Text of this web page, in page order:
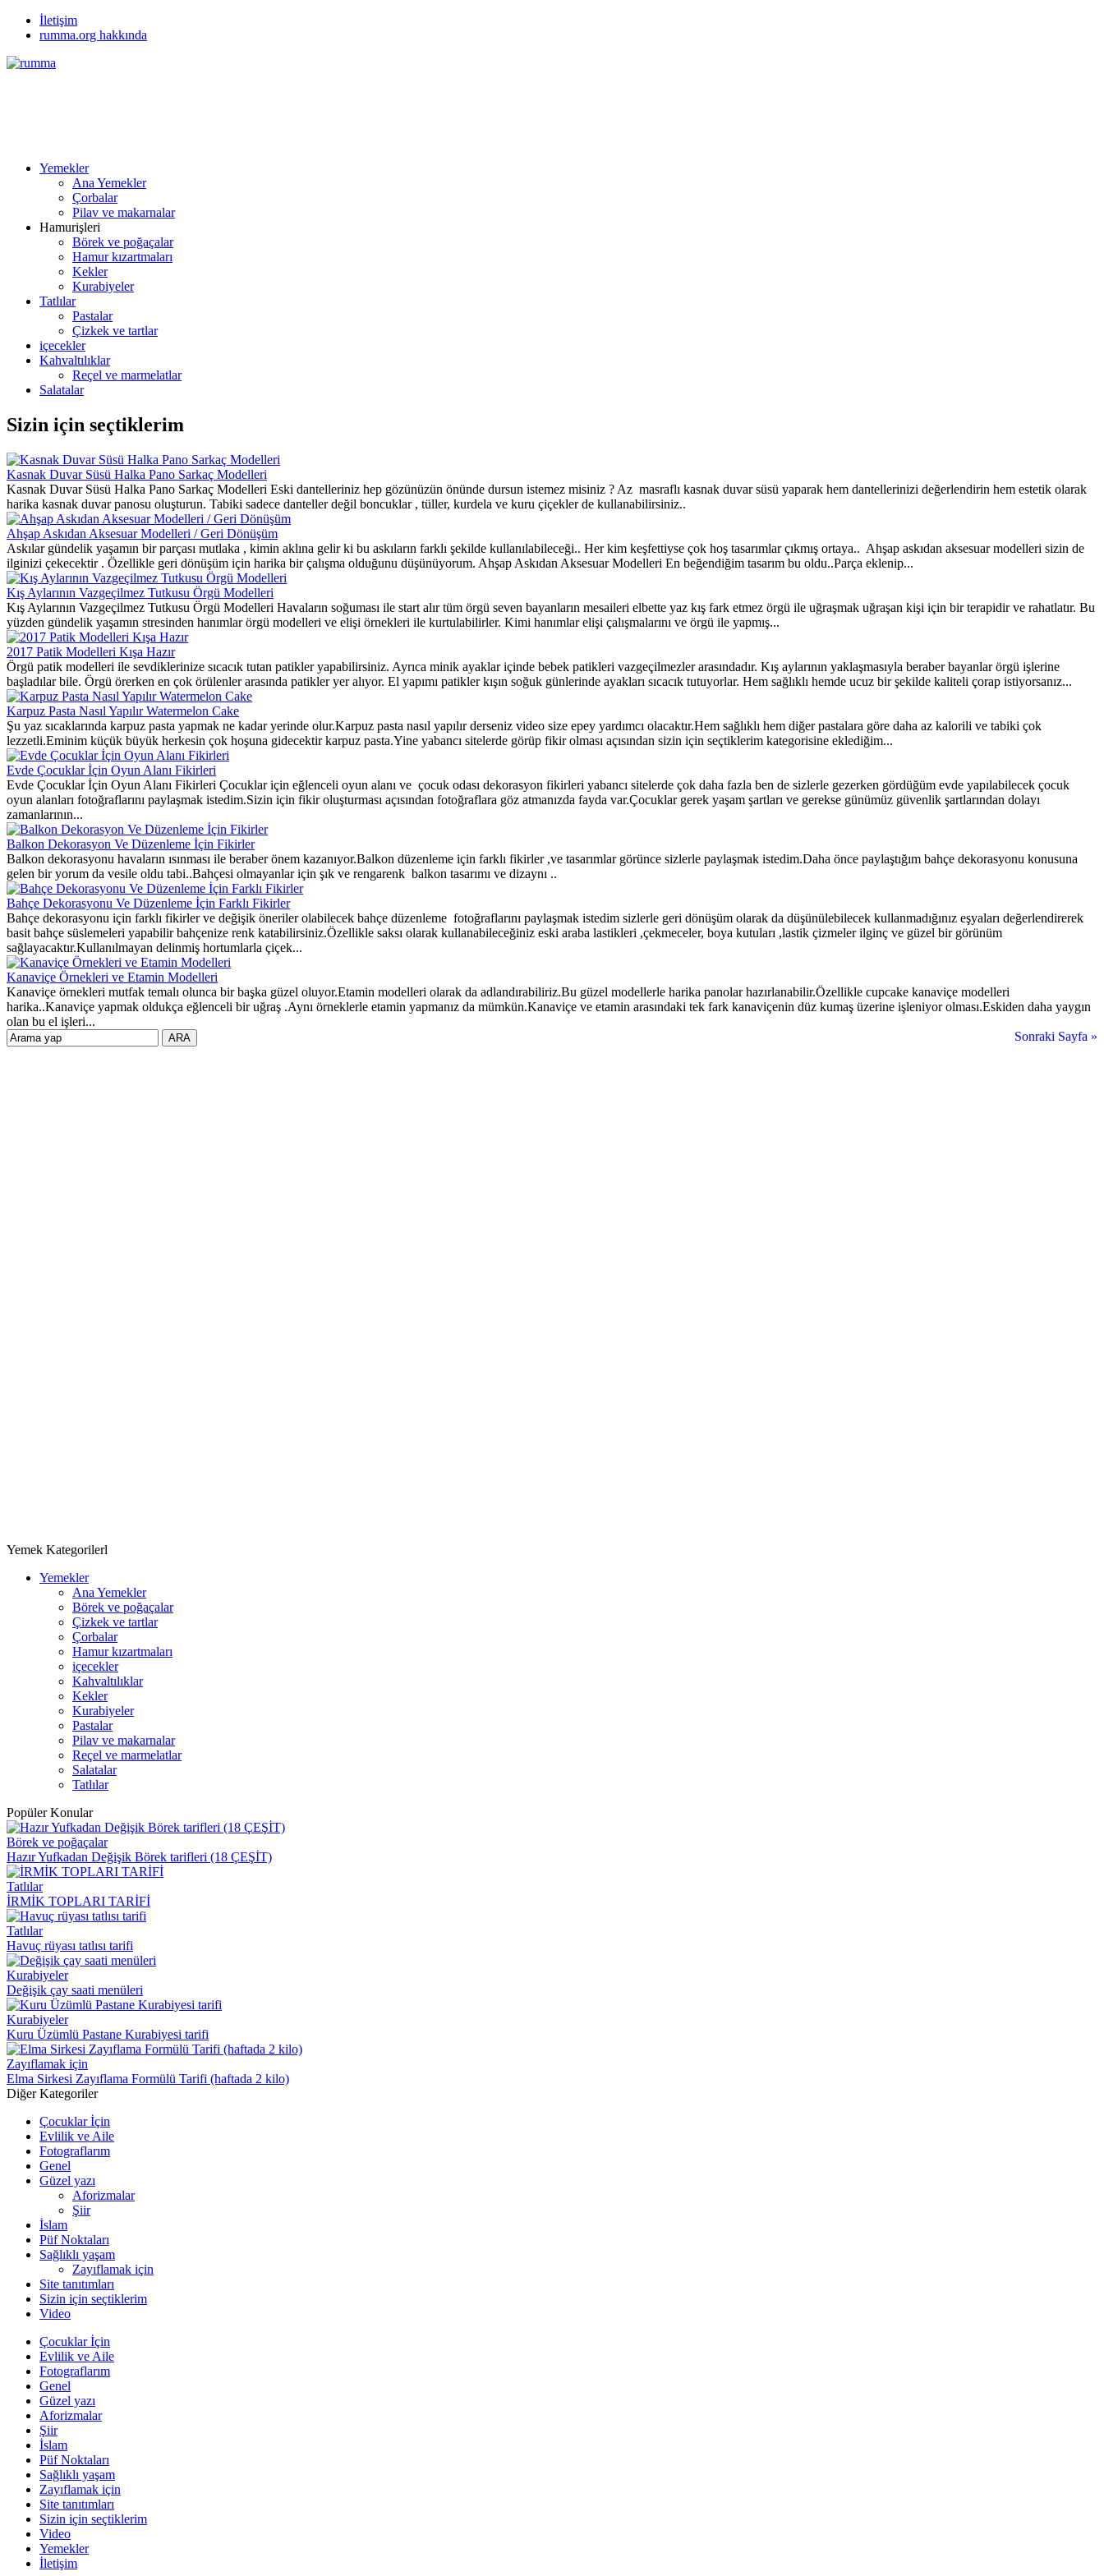
İletişim
rumma.org hakkında
Yemekler
Ana Yemekler
Çorbalar
Pilav ve makarnalar
Hamurişleri
Börek ve poğaçalar
Hamur kızartmaları
Kekler
Kurabiyeler
Tatlılar
Pastalar
Çizkek ve tartlar
içecekler
Kahvaltılıklar
Reçel ve marmelatlar
Salatalar
Sizin için seçtiklerim
Kasnak Duvar Süsü Halka Pano Sarkaç Modelleri
Kasnak Duvar Süsü Halka Pano Sarkaç Modelleri Eski dantelleriniz hep gözünüzün önünde dursun istemez misiniz ? Az masraflı kasnak duvar süsü yaparak hem dantellerinizi değerlendirin hem estetik olarak
harika kasnak duvar panosu oluşturun. Tabiki sadece danteller değil boncuklar , tüller, kurdela ve kuru çiçekler de kullanabilirsiniz..
Ahşap Askıdan Aksesuar Modelleri / Geri Dönüşüm
Askılar gündelik yaşamın bir parçası mutlaka , kimin aklına gelir ki bu askıların farklı şekilde kullanılabileceği.. Her kim keşfettiyse çok hoş tasarımlar çıkmış ortaya.. Ahşap askıdan aksesuar modelleri sizin de
ilginizi çekecektir . Özellikle geri dönüşüm için harika bir çalışma olduğunu düşünüyorum. Ahşap Askıdan Aksesuar Modelleri En beğendiğim tasarım bu oldu..Parça eklenip...
Kış Aylarının Vazgeçilmez Tutkusu Örgü Modelleri
Kış Aylarının Vazgeçilmez Tutkusu Örgü Modelleri Havaların soğuması ile start alır tüm örgü seven bayanların mesaileri elbette yaz kış fark etmez örgü ile uğraşmak uğraşan kişi için bir terapidir ve rahatlatır. Bu
yüzden gündelik yaşamın stresinden hanımlar örgü modelleri ve elişi örnekleri ile kurtulabilirler. Kimi hanımlar elişi çalışmalarını ve örgü ile yapmış...
2017 Patik Modelleri Kışa Hazır
Örgü patik modelleri ile sevdiklerinize sıcacık tutan patikler yapabilirsiniz. Ayrıca minik ayaklar içinde bebek patikleri vazgeçilmezler arasındadır. Kış aylarının yaklaşmasıyla beraber bayanlar örgü işlerine
başladılar bile. Örgü örerken en çok örülenler arasında patikler yer alıyor. El yapımı patikler kışın soğuk günlerinde ayakları sıcacık tutuyorlar. Hem sağlıklı hemde ucuz bir şekilde kaliteli çorap istiyorsanız...
Karpuz Pasta Nasıl Yapılır Watermelon Cake
Şu yaz sıcaklarında karpuz pasta yapmak ne kadar yerinde olur.Karpuz pasta nasıl yapılır derseniz video size epey yardımcı olacaktır.Hem sağlıklı hem diğer pastalara göre daha az kalorili ve tabiki çok
lezzetli.Eminim küçük büyük herkesin çok hoşuna gidecektir karpuz pasta.Yine yabancı sitelerde görüp fikir olması açısından sizin için seçtiklerim kategorisine eklediğim...
Evde Çocuklar İçin Oyun Alanı Fikirleri
Evde Çocuklar İçin Oyun Alanı Fikirleri Çocuklar için eğlenceli oyun alanı ve çocuk odası dekorasyon fikirleri yabancı sitelerde çok daha fazla ben de sizlerle gezerken gördüğüm evde yapılabilecek çocuk
oyun alanları fotoğraflarını paylaşmak istedim.Sizin için fikir oluşturması açısından fotoğraflara göz atmanızda fayda var.Çocuklar gerek yaşam şartları ve gerekse günümüz güvenlik şartlarından dolayı
zamanlarının...
Balkon Dekorasyon Ve Düzenleme İçin Fikirler
Balkon dekorasyonu havaların ısınması ile beraber önem kazanıyor.Balkon düzenleme için farklı fikirler ,ve tasarımlar görünce sizlerle paylaşmak istedim.Daha önce paylaştığım bahçe dekorasyonu konusuna
gelen bir yorum da vesile oldu tabi..Bahçesi olmayanlar için şık ve rengarenk balkon tasarımı ve dizaynı ..
Bahçe Dekorasyonu Ve Düzenleme İçin Farklı Fikirler
Bahçe dekorasyonu için farklı fikirler ve değişik öneriler olabilecek bahçe düzenleme fotoğraflarını paylaşmak istedim sizlerle geri dönüşüm olarak da düşünülebilecek kullanmadığınız eşyaları değerlendirerek
basit bahçe süslemeleri yapabilir bahçenize renk katabilirsiniz.Özellikle saksı olarak kullanabileceğiniz eski araba lastikleri ,çekmeceler, boya kutuları ,lastik çizmeler ilginç ve güzel bir görünüm
sağlayacaktır.Kullanılmayan delinmiş hortumlarla çiçek...
Kanaviçe Örnekleri ve Etamin Modelleri
Kanaviçe örnekleri mutfak temalı olunca bir başka güzel oluyor.Etamin modelleri olarak da adlandırabiliriz.Bu güzel modellerle harika panolar hazırlanabilir.Özellikle cupcake kanaviçe modelleri
harika..Kanaviçe yapmak oldukça eğlenceli bir uğraş .Aynı örneklerle etamin yapmanız da mümkün.Kanaviçe ve etamin arasındaki tek fark kanaviçenin düz kumaş üzerine işleniyor olması.Eskiden daha yaygın
olan bu el işleri...
Sonraki Sayfa »
Yemek Kategorilerl
Yemekler
Ana Yemekler
Börek ve poğaçalar
Çizkek ve tartlar
Çorbalar
Hamur kızartmaları
içecekler
Kahvaltılıklar
Kekler
Kurabiyeler
Pastalar
Pilav ve makarnalar
Reçel ve marmelatlar
Salatalar
Tatlılar
Popüler Konular
Börek ve poğaçalar
Hazır Yufkadan Değişik Börek tarifleri (18 ÇEŞİT)
Tatlılar
İRMİK TOPLARI TARİFİ
Tatlılar
Havuç rüyası tatlısı tarifi
Kurabiyeler
Değişik çay saati menüleri
Kurabiyeler
Kuru Üzümlü Pastane Kurabiyesi tarifi
Zayıflamak için
Elma Sirkesi Zayıflama Formülü Tarifi (haftada 2 kilo)
Diğer Kategoriler
Çocuklar İçin
Evlilik ve Aile
Fotograflarım
Genel
Güzel yazı
Aforizmalar
Şiir
İslam
Püf Noktaları
Sağlıklı yaşam
Zayıflamak için
Site tanıtımları
Sizin için seçtiklerim
Video
Çocuklar İçin
Evlilik ve Aile
Fotograflarım
Genel
Güzel yazı
Aforizmalar
Şiir
İslam
Püf Noktaları
Sağlıklı yaşam
Zayıflamak için
Site tanıtımları
Sizin için seçtiklerim
Video
Yemekler
İletişim